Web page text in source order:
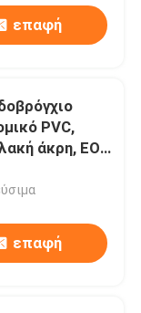
το ISO
επαφή
PVC,
άκρη, ΕΟ
στο
επαφή